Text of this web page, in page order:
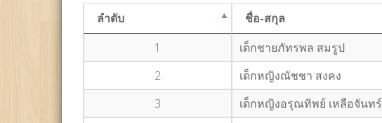
ลำดับ
ชื่อ-สกุล
1
เด็กชายภัทรพล สมรูป
2
เด็กหญิงณัชชา สงคง
3
เด็กหญิงอรุณทิพย์ เหลือจันทร์